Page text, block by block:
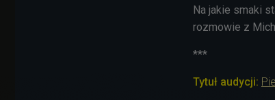
Na jakie smaki
rozmowie z
***
Tytuł audycji: